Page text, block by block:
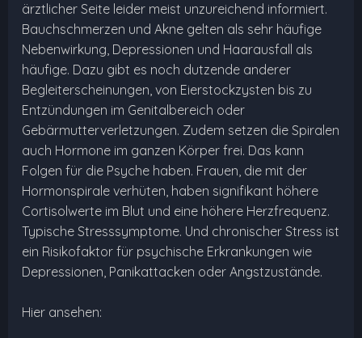
ärztlicher Seite leider meist unzureichend informiert.
Bauchschmerzen und Akne gelten als sehr häufige
Nebenwirkung, Depressionen und Haarausfall als
häufige. Dazu gibt es noch dutzende anderer
Begleiterscheinungen, von Eierstockzysten bis zu
Entzündungen im Genitalbereich oder
Gebärmutterverletzungen. Zudem setzen die Spiralen
auch Hormone im ganzen Körper frei. Das kann
Folgen für die Psyche haben. Frauen, die mit der
Hormonspirale verhüten, haben signifikant höhere
Cortisolwerte im Blut und eine höhere Herzfrequenz.
Typische Stresssymptome. Und chronischer Stress ist
ein Risikofaktor für psychische Erkrankungen wie
Depressionen, Panikattacken oder Angstzustände.
Hier ansehen: